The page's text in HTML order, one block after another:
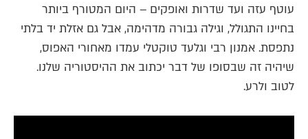
עוטף עזה ועד שדרות ואופקים – היום המטורף ביותר
בחיינו התגולל, וגילה גבורה מדהימה, אבל גם אזלת יד בלתי
נתפסת. אמנון רבי וגלעד טוקטלי עמדו מאחורי האפוס,
שיהיה זה שבסופו של דבר יכתוב את ההיסטוריה שלנו.
לטוב ולרע.